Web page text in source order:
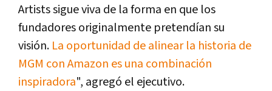
Artists sigue viva de la forma en que los
fundadores originalmente pretendían su
visión. La oportunidad de alinear la historia de
MGM con Amazon es una combinación
inspiradora", agregó el ejecutivo.